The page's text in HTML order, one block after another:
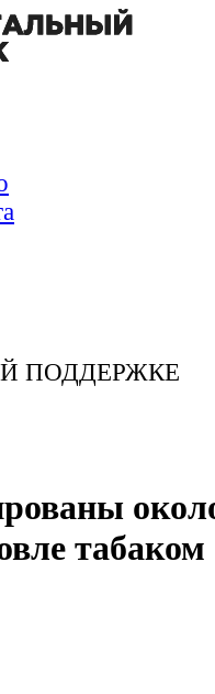
ПОДДЕРЖКЕ
табаком